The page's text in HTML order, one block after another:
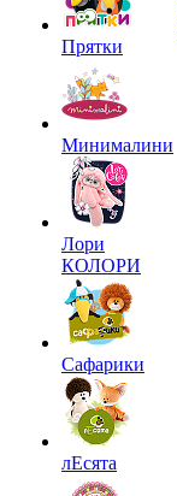
Прятки
Минималини
Лори
КОЛОРИ
Сафарики
лЕсята